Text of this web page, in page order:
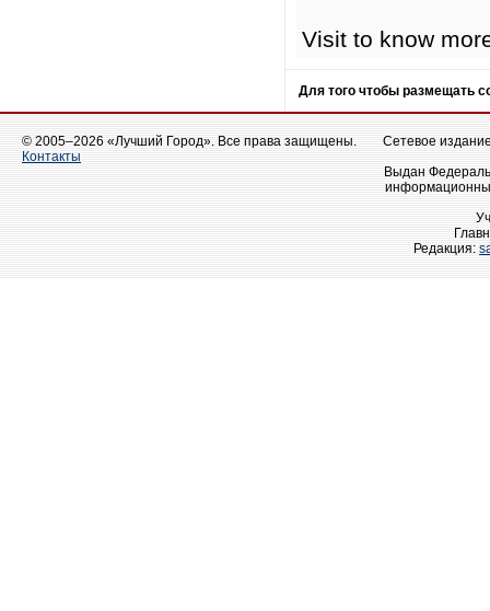
Visit to know
Для того чтобы размещать
© 2005–2026 «Лучший Город». Все права защищены.
Контакты
Сетевое
Выдан
Редакция: